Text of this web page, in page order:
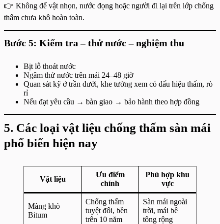
👉 Không để vật nhọn, nước đọng hoặc người đi lại trên lớp chống
thấm chưa khô hoàn toàn.
Bước 5: Kiểm tra – thử nước – nghiệm thu
Bịt lỗ thoát nước
Ngâm thử nước trên mái 24–48 giờ
Quan sát kỹ ở trần dưới, khe tường xem có dấu hiệu thấm, rò
rỉ
Nếu đạt yêu cầu → bàn giao → bảo hành theo hợp đồng
5. Các loại vật liệu chống thấm sàn mái
phổ biến hiện nay
Vật liệu
Ưu điểm
chính
Phù hợp khu
vực
Màng khò
Bitum
Chống thấm
tuyệt đối, bền
trên 10 năm
Sàn mái ngoài
trời, mái bê
tông rộng